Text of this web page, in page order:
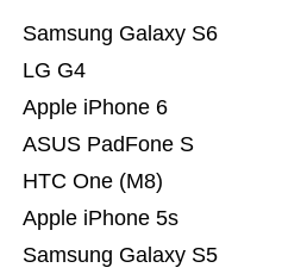
Samsung Galaxy S5
Apple iPhone 5s
HTC One (M8)
ASUS PadFone S
Apple iPhone 6
LG G4
Samsung Galaxy S6